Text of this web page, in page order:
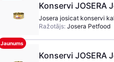
Konservi JOSERA
Josera josicat konservi
Ražotājs: Josera Petfood
Jaunums
Konservi JOSERA